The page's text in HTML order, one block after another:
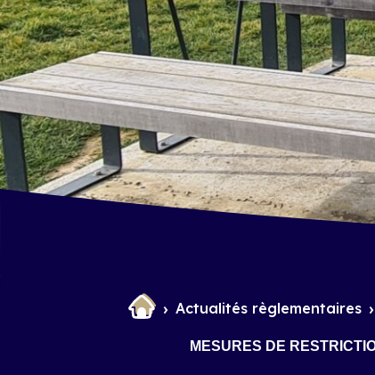
Actualités règlementaires
MESURES DE
Marchés
et Infantile